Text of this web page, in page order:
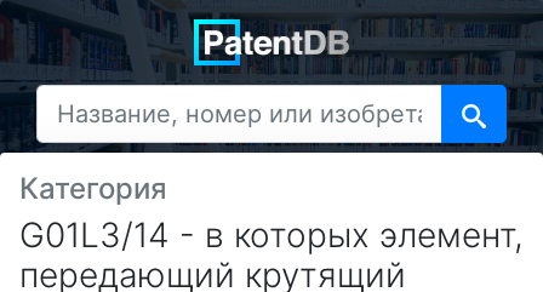
Категория
G01L3/14 - в которых элемент,
передающий крутящий